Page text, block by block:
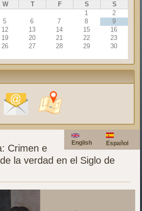
W T F S
S
1
2
5 6 7 8
9
12 13 14 15
16
19 20 21 22
23
26 27 28 29
30
Español
English
Crimen e
la verdad en el Siglo de